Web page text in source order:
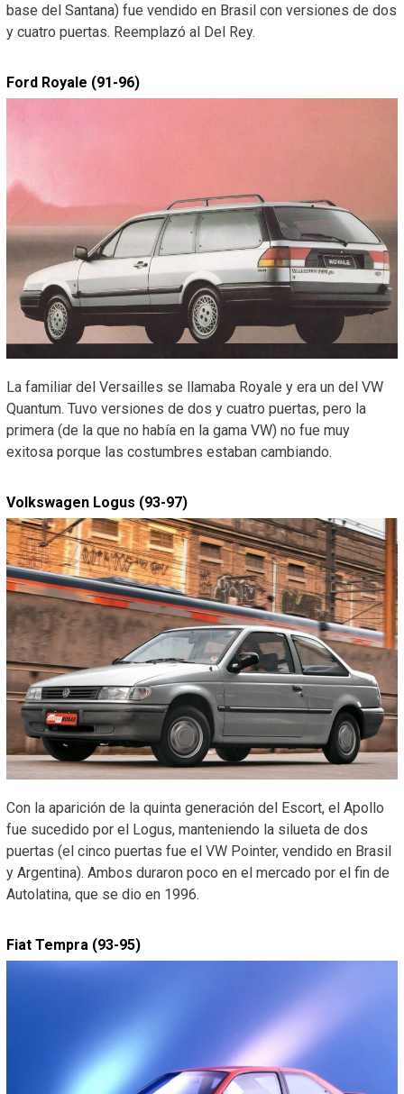
base del Santana) fue vendido en Brasil con versiones de dos
y cuatro puertas. Reemplazó al Del Rey.
Ford Royale (91-96)
La familiar del Versailles se llamaba Royale y era un del VW
Quantum. Tuvo versiones de dos y cuatro puertas, pero la
primera (de la que no había en la gama VW) no fue muy
exitosa porque las costumbres estaban cambiando.
Volkswagen Logus (93-97)
Con la aparición de la quinta generación del Escort, el Apollo
fue sucedido por el Logus, manteniendo la silueta de dos
puertas (el cinco puertas fue el VW Pointer, vendido en Brasil
y Argentina). Ambos duraron poco en el mercado por el fin de
Autolatina, que se dio en 1996.
Fiat Tempra (93-95)